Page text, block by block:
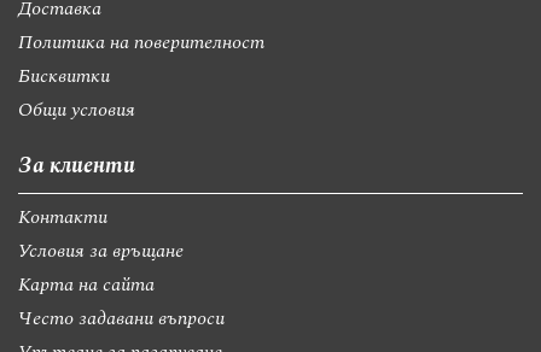
Доставка
Политика на поверителност
Бисквитки
Общи условия
За клиенти
Контакти
Условия за връщане
Карта на сайта
Често задавани въпроси